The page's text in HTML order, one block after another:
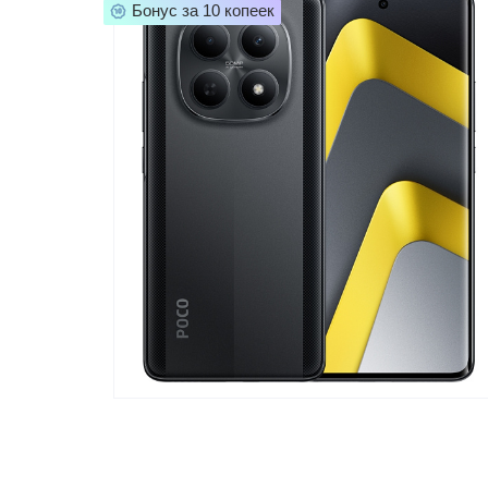
POCO
POCO
Телевизоры
Гаджеты
Мобильные кассы
Интернет для дома
Аксессуары
Cертификаты
Бонус за 10 копеек